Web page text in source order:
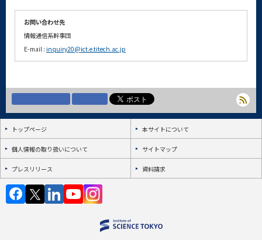
お問い合わせ先
情報通信系幹事団
E-mail : inquiry20@ict.e.titech.ac.jp
トップページ 本サイトについて
個人情報の取り扱いについて サイトマップ
プレスリリース 資料請求